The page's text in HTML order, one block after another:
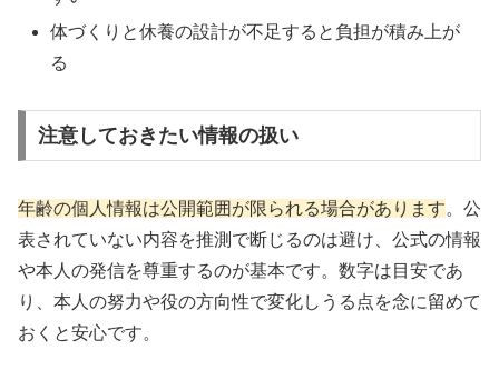
体づくりと休養の設計が不足すると負担が積み上が
る
注意しておきたい情報の扱い
年齢の個人情報は公開範囲が限られる場合があります。公
表されていない内容を推測で断じるのは避け、公式の情報
や本人の発信を尊重するのが基本です。数字は目安であ
り、本人の努力や役の方向性で変化しうる点を念に留めて
おくと安心です。